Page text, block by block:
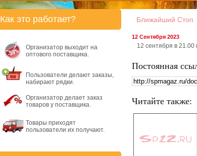
Ближайший Стоп
12 Сентября 2023
12 сентября в 21.00
Постоянная
Читайте также:
Как это работает?
Организатор выходит на
оптового поставщика.
Пользователи делают заказы,
набирают рядки.
Организатор делает заказ
товаров у поставщика.
Товары приходят
пользователи их получают.